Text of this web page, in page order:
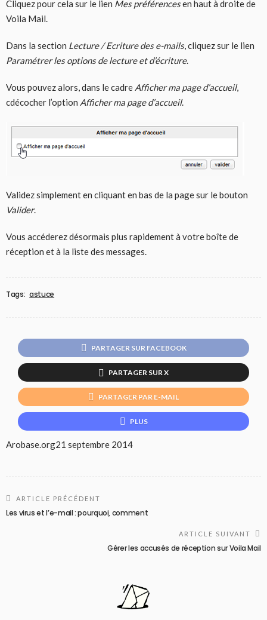
Cliquez pour cela sur le lien Mes préférencesen haut à droite de
Voila Mail.
Dans la section Lecture / Ecriture des e-mails, cliquez sur le lien
Paramétrer les options de lecture et d’écriture.
Vous pouvez alors, dans le cadre Afficher ma page d’accueil,
cdécocher l’option Afficher ma page d’accueil.
Validez simplement en cliquant en bas de la page sur le bouton
Valider.
Vous accéderez désormais plus rapidement à votre boîte de
réception et à la liste des messages.
Tags: astuce
PARTAGER SUR FACEBOOK
PARTAGER SUR X
PARTAGER PAR E-MAIL
PLUS
Arobase.org21 septembre 2014
ARTICLE PRÉCÉDENT
Les virus et l’e-mail : pourquoi, comment
ARTICLE SUIVANT
Gérer les accusés de réception sur Voila Mail